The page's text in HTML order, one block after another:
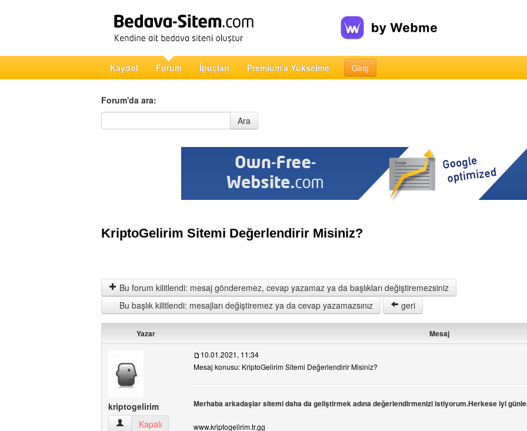
Kaydol Forum İpuçları Premium'a Yükselme Giriş
Forum'da ara:
Forum'da ara
Ara
KriptoGelirim Sitemi Değerlendirir Misiniz?
Bu forum kilitlendi: mesaj gönderemez, cevap yazamaz ya da başlıkları değiştiremezsiniz
Bu başlık kilitlendi: mesajları değiştiremez ya da cevap yazamazsınız
geri
Yazar Mesaj
kriptogelirim
kriptogelirim Kullanıcının profilini görüntüle
Kapalı
10.01.2021, 11:34
Mesaj konusu: KriptoGelirim Sitemi Değerlendirir Misiniz?
Merhaba arkadaşlar sitemi daha da geliştirmek adına değerlendirmenizi istiyorum.Herkese iyi
www.kriptogelirim.tr.gg